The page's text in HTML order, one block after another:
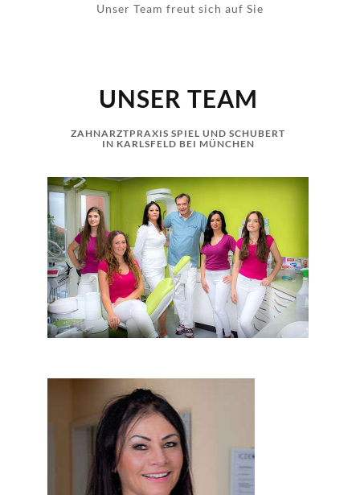
Unser Team freut sich auf Sie
UNSER TEAM
ZAHNARZTPRAXIS SPIEL UND SCHUBERT
IN KARLSFELD BEI MÜNCHEN